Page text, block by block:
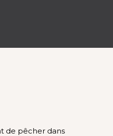
de pêcher dans